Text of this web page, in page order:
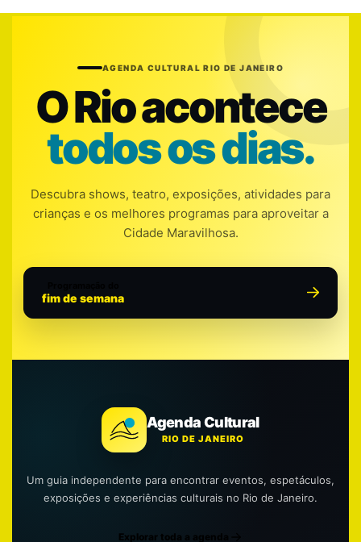
AGENDA CULTURAL RIO DE JANEIRO
O Rio acontece
todos os dias.
Descubra shows, teatro, exposições, atividades para
crianças e os melhores programas para aproveitar a
Cidade Maravilhosa.
fim de semana
Agenda Cultural
RIO DE JANEIRO
Um guia independente para encontrar eventos, espetáculos,
exposições e experiências culturais no Rio de Janeiro.
Explorar toda a agenda